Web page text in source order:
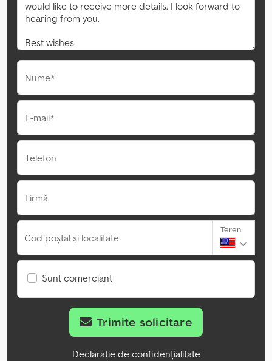
Nume*
E-mail*
Telefon
Firmă
Cod poștal și localitate
Teren
Sunt comerciant
Trimite solicitare
Declarație de confidențialitate